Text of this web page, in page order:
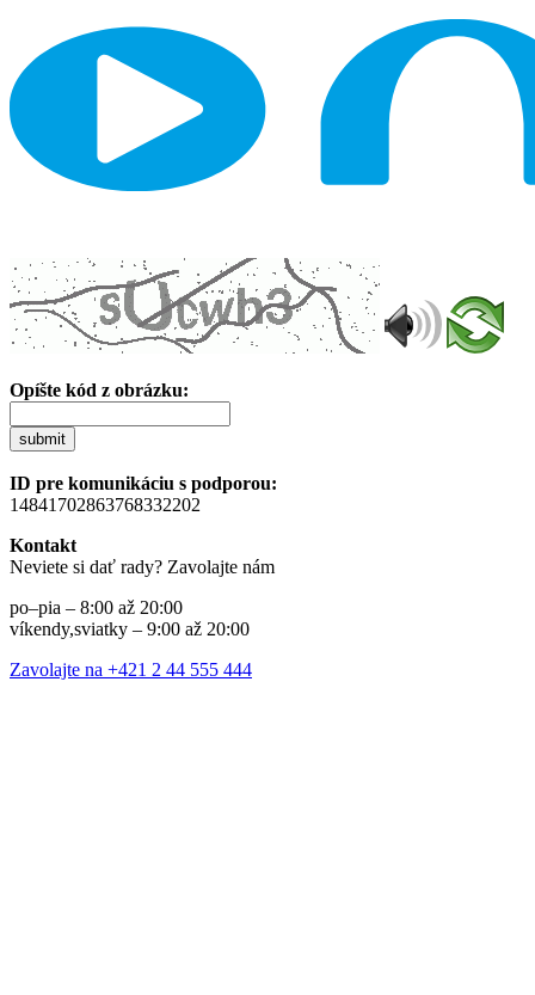
Opíšte kód z obrázku:
submit
ID pre komunikáciu s podporou:
14841702863768332202
Kontakt
Neviete si dať rady? Zavolajte nám
po–pia – 8:00 až 20:00
víkendy,sviatky – 9:00 až 20:00
Zavolajte na +421 2 44 555 444